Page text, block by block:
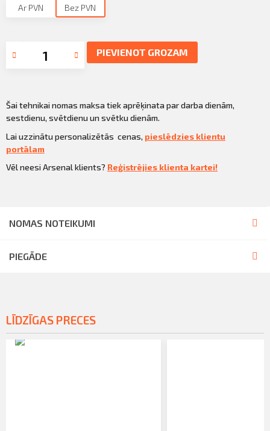
Ar PVN Bez PVN
PIEVIENOT GROZAM
Šai tehnikai nomas maksa tiek aprēķinata par darba dienām,
sestdienu, svētdienu un svētku dienām.
Lai uzzinātu personalizētās cenas, pieslēdzies klientu
portālam
Vēl neesi Arsenal klients? Reģistrējies klienta kartei!
NOMAS NOTEIKUMI
PIEGĀDE
LĪDZĪGAS PRECES